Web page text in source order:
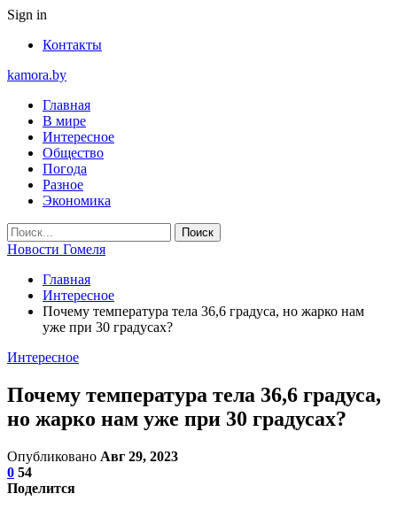
Sign in
Контакты
kamora.by
Главная
В мире
Интересное
Общество
Погода
Разное
Экономика
Новости Гомеля
Главная
Интересное
Почему температура тела 36,6 градуса, но жарко нам
уже при 30 градусах?
Интересное
Почему температура тела 36,6 градуса,
но жарко нам уже при 30 градусах?
Опубликовано Авг 29, 2023
0 54
Поделится